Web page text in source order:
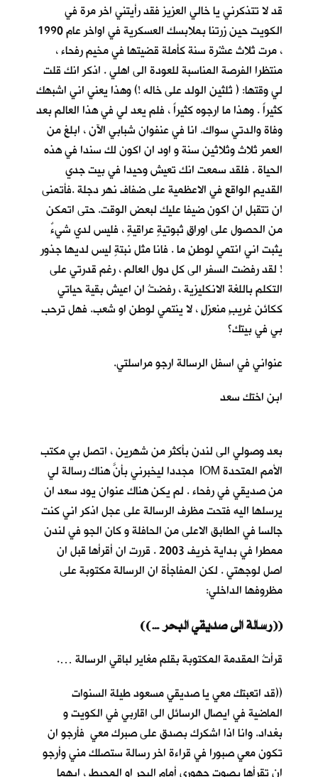
قد لا تتذكرني يا خالي العزيز فقد رأيتني اخر مرة في
الكويت حين زرتنا بملابسك العسكرية في اواخر عام 1990
، مرت ثلاث عشْرة سنة كأملة قضيتها في مخيم رفحاء ،
منتظرا الفرصة المناسبة للعودة الى اهلي . اذكر انك قلت
لي وقتها: ( ثلثين الولد على خاله !) وهذا يعني اني اشبهك
كثيراً . وهذا ما ارجوه كثيراً ، فلم يعد لي في هذا العالم بعد
وفاة والدتي سواك. انا في عنفوان شبابي الآن ، ابلغ من
العمر ثلاث وثلاثين سنة و اود ان اكون لك سندا في هذه
الحياة . فلقد سمعت انك تعيش وحيدا في بيت جدي
القديم الواقع في الاعظمية على ضفاف نهر دجلة .فأتمنى
ان تتقبل ان اكون ضيفا عليك لبعض الوقت. حتى اتمكن
من الحصول على اوراقٍ ثبوتيةٍ عراقيةٍ ، فليس لدي شيءٌ
يثبت اني انتمي لوطنٍ ما . فانا مثل نبتةٍ ليس لديها جذور
! لقد رفضت السفر الى كل دول العالم ، رغم قدرتي على
التكلم باللغة الانكليزية ، رفضتُ ان اعيش بقية حياتي
ككائن غريبٍ منعزلٍ ، لا ينتمي لوطن او شعب. فهل ترحب
بي في بيتك؟
عنواني في اسفل الرسالة ارجو مراسلتي.
ابن اختك سعد
بعد وصولي الى لندن بأكثر من شهرين ، اتصل بي مكتب
الأمم المتحدة IOM مجددا ليخبرني بأنَّ هناك رسالة لي
من صديقي في رفحاء . لم يكن هناك عنوان يود سعد ان
يرسلها اليه فتحت مظرف الرسالة على عجل اذكر اني كنت
جالسا في الطابق الاعلى من الحافلة و كان الجو في لندن
ممطرا في بداية خريف 2003 . قررت ان أقرأها قبل ان
اصل لوجهتي . لكن المفاجأة ان الرسالة مكتوبة على
مظروفها الداخلي:
((… رسالة الى صديقي البحر))
قرأتُ المقدمة المكتوبة بقلم مغاير لباقي الرسالة ….
((قد اتعبتك معي يا صديقي مسعود طيلة السنوات
الماضية في ايصال الرسائل الى اقاربي في الكويت و
بغداد. وانا اذا اشكرك بصدق على صبرك معي فأرجو ان
تكون معي صبورا في قراءة اخر رسالة ستصلك مني وأرجو